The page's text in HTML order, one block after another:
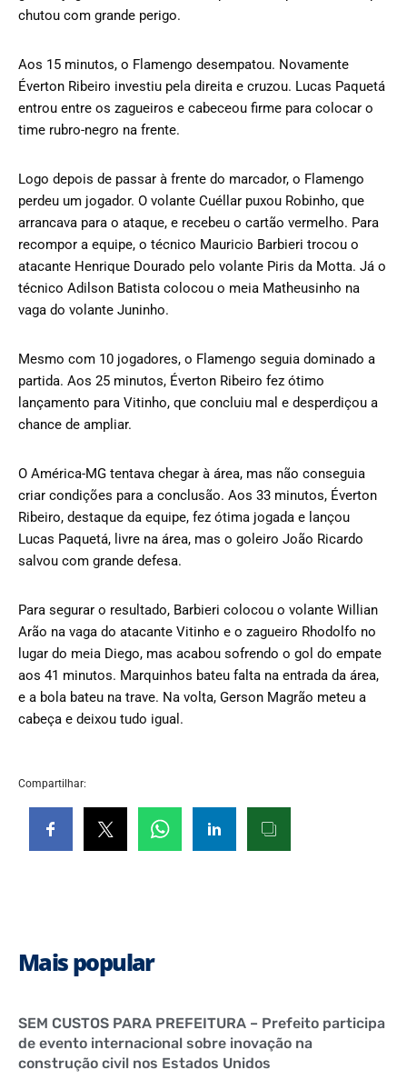
chutou com grande perigo.
Aos 15 minutos, o Flamengo desempatou. Novamente
Éverton Ribeiro investiu pela direita e cruzou. Lucas Paquetá
entrou entre os zagueiros e cabeceou firme para colocar o
time rubro-negro na frente.
Logo depois de passar à frente do marcador, o Flamengo
perdeu um jogador. O volante Cuéllar puxou Robinho, que
arrancava para o ataque, e recebeu o cartão vermelho. Para
recompor a equipe, o técnico Mauricio Barbieri trocou o
atacante Henrique Dourado pelo volante Piris da Motta. Já o
técnico Adilson Batista colocou o meia Matheusinho na
vaga do volante Juninho.
Mesmo com 10 jogadores, o Flamengo seguia dominado a
partida. Aos 25 minutos, Éverton Ribeiro fez ótimo
lançamento para Vitinho, que concluiu mal e desperdiçou a
chance de ampliar.
O América-MG tentava chegar à área, mas não conseguia
criar condições para a conclusão. Aos 33 minutos, Éverton
Ribeiro, destaque da equipe, fez ótima jogada e lançou
Lucas Paquetá, livre na área, mas o goleiro João Ricardo
salvou com grande defesa.
Para segurar o resultado, Barbieri colocou o volante Willian
Arão na vaga do atacante Vitinho e o zagueiro Rhodolfo no
lugar do meia Diego, mas acabou sofrendo o gol do empate
aos 41 minutos. Marquinhos bateu falta na entrada da área,
e a bola bateu na trave. Na volta, Gerson Magrão meteu a
cabeça e deixou tudo igual.
Compartilhar:
Mais popular
SEM CUSTOS PARA PREFEITURA – Prefeito participa
de evento internacional sobre inovação na
construção civil nos Estados Unidos